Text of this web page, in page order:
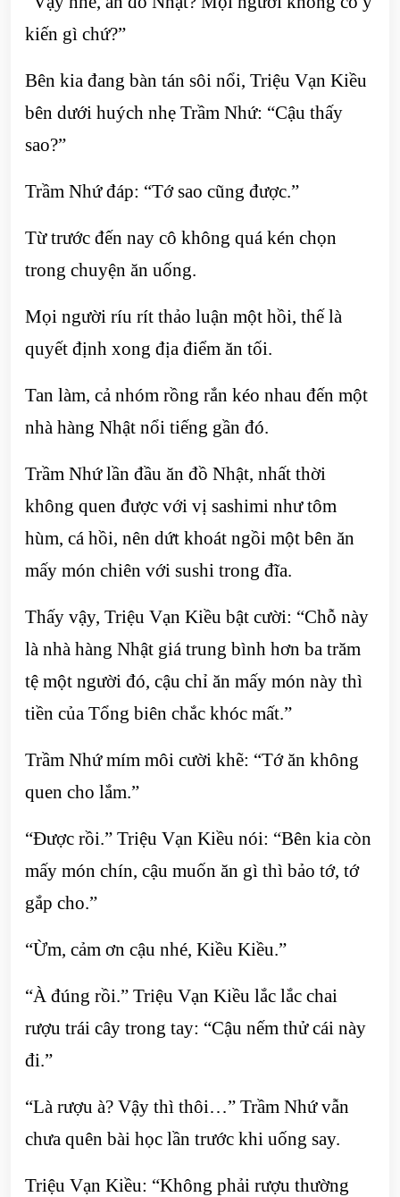
kiến gì chứ?”
Bên kia đang bàn tán sôi nổi, Triệu Vạn Kiều
bên dưới huých nhẹ Trầm Nhứ: “Cậu thấy
sao?”
Trầm Nhứ đáp: “Tớ sao cũng được.”
Từ trước đến nay cô không quá kén chọn
trong chuyện ăn uống.
Mọi người ríu rít thảo luận một hồi, thế là
quyết định xong địa điểm ăn tối.
Tan làm, cả nhóm rồng rắn kéo nhau đến một
nhà hàng Nhật nổi tiếng gần đó.
Trầm Nhứ lần đầu ăn đồ Nhật, nhất thời
không quen được với vị sashimi như tôm
hùm, cá hồi, nên dứt khoát ngồi một bên ăn
mấy món chiên với sushi trong đĩa.
Thấy vậy, Triệu Vạn Kiều bật cười: “Chỗ này
là nhà hàng Nhật giá trung bình hơn ba trăm
tệ một người đó, cậu chỉ ăn mấy món này thì
tiền của Tổng biên chắc khóc mất.”
Trầm Nhứ mím môi cười khẽ: “Tớ ăn không
quen cho lắm.”
“Được rồi.” Triệu Vạn Kiều nói: “Bên kia còn
mấy món chín, cậu muốn ăn gì thì bảo tớ, tớ
gắp cho.”
“Ừm, cảm ơn cậu nhé, Kiều Kiều.”
“À đúng rồi.” Triệu Vạn Kiều lắc lắc chai
rượu trái cây trong tay: “Cậu nếm thử cái này
đi.”
“Là rượu à? Vậy thì thôi…” Trầm Nhứ vẫn
chưa quên bài học lần trước khi uống say.
Triệu Vạn Kiều: “Không phải rượu thường